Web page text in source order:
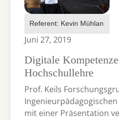
Referent: Kevin Mühlan
Juni 27, 2019
Digitale
Hochschullehre
Prof. Keils
mit einer Präsentation